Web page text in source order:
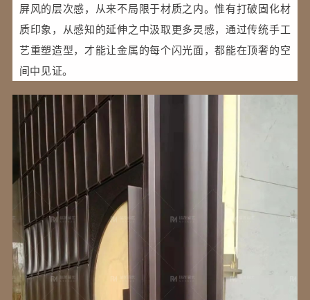
屏风的层次感，从来不局限于材质之内。惟有打破固化材
质印象，从感知的延伸之中汲取更多灵感，通过传统手工
艺重塑造型，才能让金属的每个闪光面，都能在顶奢的空
间中见证。